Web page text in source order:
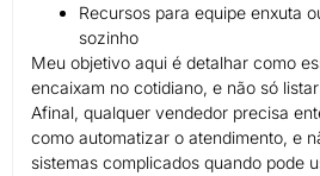
Recursos para equipe enxuta
sozinho
Meu objetivo aqui é detalhar como
encaixam no cotidiano, e não só
Afinal, qualquer vendedor precisa
como automatizar o atendimento, e
sistemas complicados quando pode